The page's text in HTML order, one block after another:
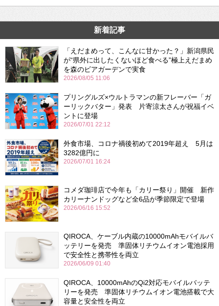
新着記事
「えだまめって、こんなに甘かった？」新潟県民
が“県外に出したくないほど食べる”極上えだまめ
を森のビアガーデンで実食
2026/08/05 11:06
プリングルズ×ウルトラマンの新フレーバー「ガ
ーリックバター」発表 片寄涼太さんが祝福イベ
ントに登場
2026/07/01 22:12
外食市場、コロナ禍後初めて2019年超え 5月は
3282億円に
2026/07/01 16:24
コメダ珈琲店で今年も「カリー祭り」開催 新作
カリーナンドッグなど全6品が季節限定で登場
2026/06/16 15:52
QIROCA、ケーブル内蔵の10000mAhモバイルバ
ッテリーを発売 準固体リチウムイオン電池採用
で安全性と携帯性を両立
2026/06/09 01:40
QIROCA、10000mAhのQi2対応モバイルバッテ
リーを発売 準固体リチウムイオン電池搭載で大
容量と安全性を両立